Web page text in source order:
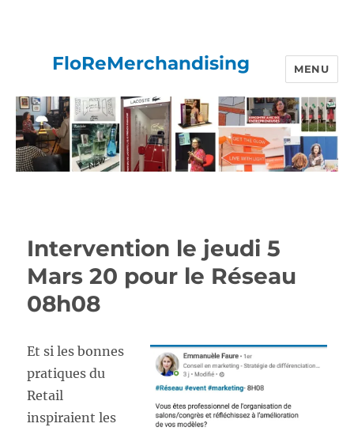
FloReMerchandising MENU
Intervention le jeudi 5
Mars 20 pour le Réseau
08h08
Et si les bonnes
pratiques du
Retail
inspiraient les